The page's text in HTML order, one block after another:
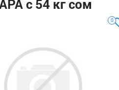
с 54 кг сом
0